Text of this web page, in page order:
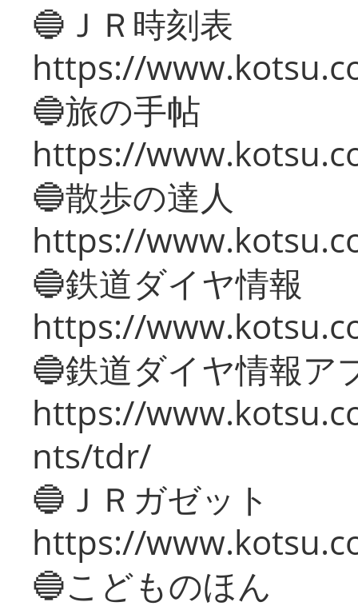
🔵ＪＲ時刻表
https://
🔵旅の手帖
https://
🔵散歩の達人
https://
🔵鉄道ダイヤ情報
https://
🔵鉄道ダイヤ情報ア
https://
nts/tdr/
🔵ＪＲガゼット
https://
🔵こどものほん